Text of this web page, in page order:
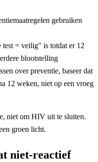
gebruiken
= veilig" is totdat er 12
blootstelling
over preventie, baseer dat
12 weken, niet op een vroeg
niet om HIV uit te sluiten.
groen licht.
niet-reactief